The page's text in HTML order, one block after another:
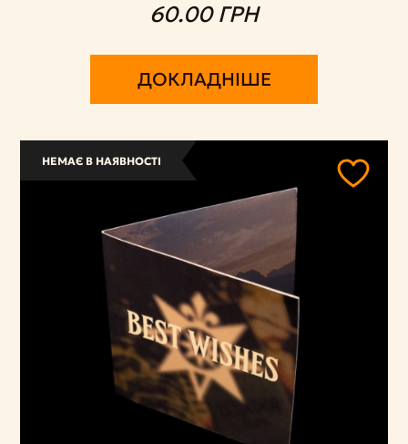
60.00 ГРН
ДОКЛАДНІШЕ
НЕМАЄ В НАЯВНОСТІ